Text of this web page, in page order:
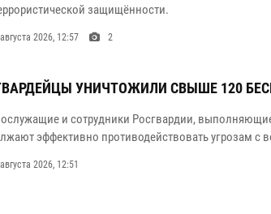
защищённости.
2026, 12:57 2
УНИЧТОЖИЛИ СВЫШЕ 120
и сотрудники Росгвардии,
эффективно противодействовать угрозам с
2026, 12:51